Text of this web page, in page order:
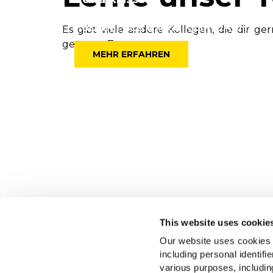
This website uses
Our website uses
including personal
various purposes,
Es gibt viele andere Kollegen, die dir
gesamte Team unten an.
Foodservice & local QSR DACH
MEHR ERFAHREN
Über
Karriere